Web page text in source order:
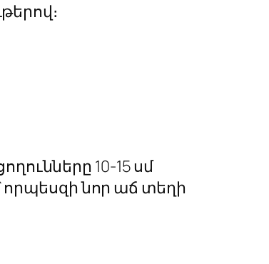
10-15 սմ
որպեսզի նոր աճ տեղի